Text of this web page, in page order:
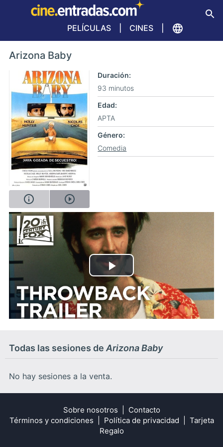
PELÍCULAS CINES
Arizona Baby
Duración
93 minutos
Edad
APTA
Género
Comedia
Play
Video
Todas las sesiones de Arizona Baby
No hay sesiones a la venta.
Sobre nosotros
Contacto
Términos y condiciones
Política de privacidad
Tarjeta
Regalo